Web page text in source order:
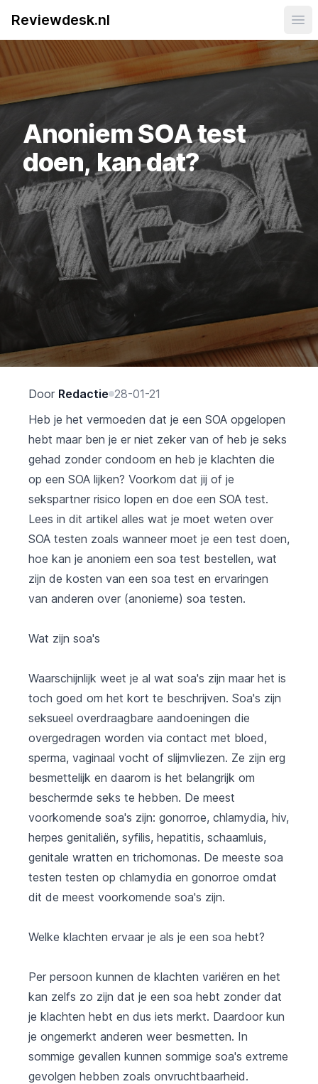
Reviewdesk.nl
Anoniem SOA test
doen, kan dat?
Door Redactie 28-01-21
Heb je het vermoeden dat je een SOA opgelopen
hebt maar ben je er niet zeker van of heb je seks
gehad zonder condoom en heb je klachten die
op een SOA lijken? Voorkom dat jij of je
sekspartner risico lopen en doe een SOA test.
Lees in dit artikel alles wat je moet weten over
SOA testen zoals wanneer moet je een test doen,
hoe kan je anoniem een soa test bestellen, wat
zijn de kosten van een soa test en ervaringen
van anderen over (anonieme) soa testen.
Wat zijn soa's
Waarschijnlijk weet je al wat soa's zijn maar het is
toch goed om het kort te beschrijven. Soa's zijn
seksueel overdraagbare aandoeningen die
overgedragen worden via contact met bloed,
sperma, vaginaal vocht of slijmvliezen. Ze zijn erg
besmettelijk en daarom is het belangrijk om
beschermde seks te hebben. De meest
voorkomende soa's zijn: gonorroe, chlamydia, hiv,
herpes genitaliën, syfilis, hepatitis, schaamluis,
genitale wratten en trichomonas. De meeste soa
testen testen op chlamydia en gonorroe omdat
dit de meest voorkomende soa's zijn.
Welke klachten ervaar je als je een soa hebt?
Per persoon kunnen de klachten variëren en het
kan zelfs zo zijn dat je een soa hebt zonder dat
je klachten hebt en dus iets merkt. Daardoor kun
je ongemerkt anderen weer besmetten. In
sommige gevallen kunnen sommige soa's extreme
gevolgen hebben zoals onvruchtbaarheid.